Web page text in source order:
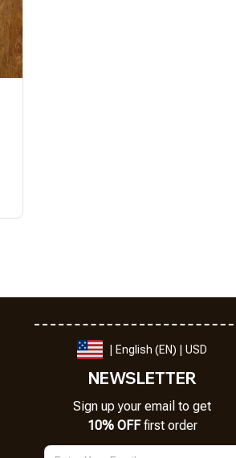
| English (EN) | USD
NEWSLETTER
Sign up your email to get
10% OFF first order